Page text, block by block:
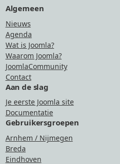
Algemeen
Nieuws
Agenda
Wat is Joomla?
Waarom Joomla?
JoomlaCommunity
Contact
Aan de slag
Je eerste Joomla site
Documentatie
Gebruikersgroepen
Arnhem / Nijmegen
Breda
Eindhoven